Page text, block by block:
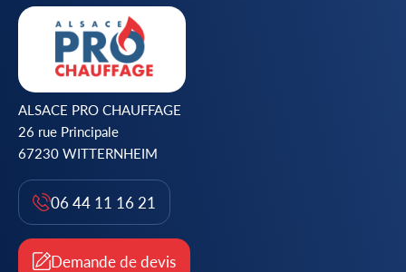
ALSACE PRO CHAUFFAGE
26 rue Principale
67230 WITTERNHEIM
06 44 11 16 21
Demande de devis